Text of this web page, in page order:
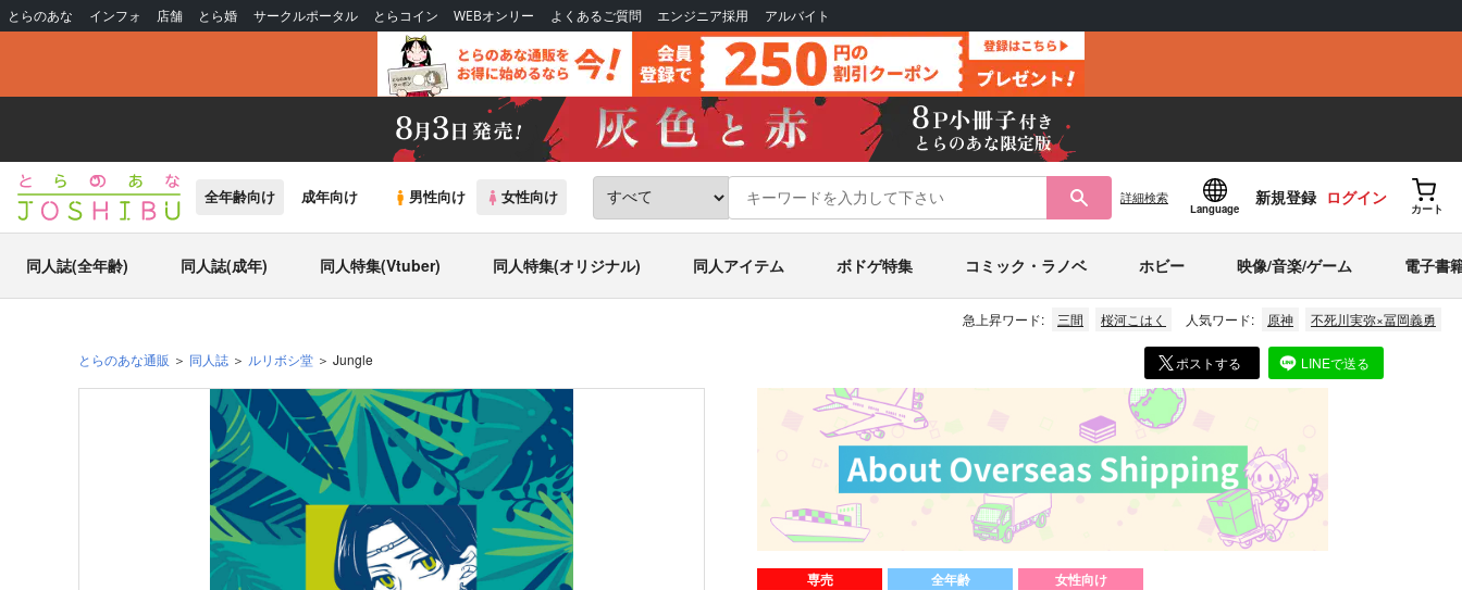
とらのあな インフォ 店舗 とら婚 サークルポータル とらコイン WEBオンリー よくあるご質問 エンジニア採用 アルバイト
全年齢向け 成年向け 男性向け 女性向け 詳細検索
Language
新規登録 ログイン
カート
同人誌(全年齢) 同人誌(成年) 同人特集(Vtuber) 同人特集(オリジナル) 同人アイテム ボドゲ特集 コミック・ラノベ ホビー 映像/音楽/ゲーム 電子書
急上昇ワード: 三間 桜河こはく 人気ワード: 原神 不死川実弥×冨岡義勇
とらのあな通販 同人誌 ルリボシ堂 Jungle ポストする LINEで送る
専売 全年齢 女性向け